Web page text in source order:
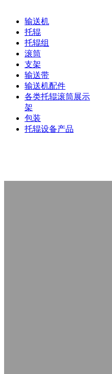
输送机
托辊
托辊组
滚筒
支架
输送带
输送机配件
各类托辊滚筒展示
架
包装
托辊设备产品